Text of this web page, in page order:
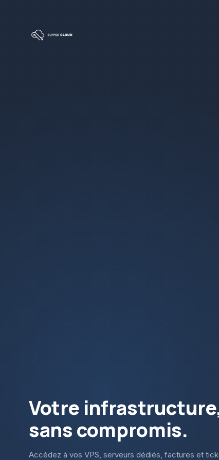
Votre
sans compromis.
Accédez à vos VPS, serveurs dédiés, factures et